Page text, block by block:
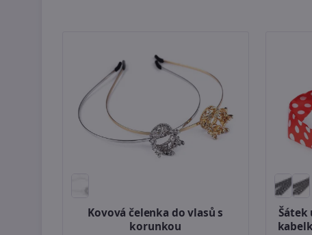
Kovová čelenka do vlasů s
korunkou
Šátek